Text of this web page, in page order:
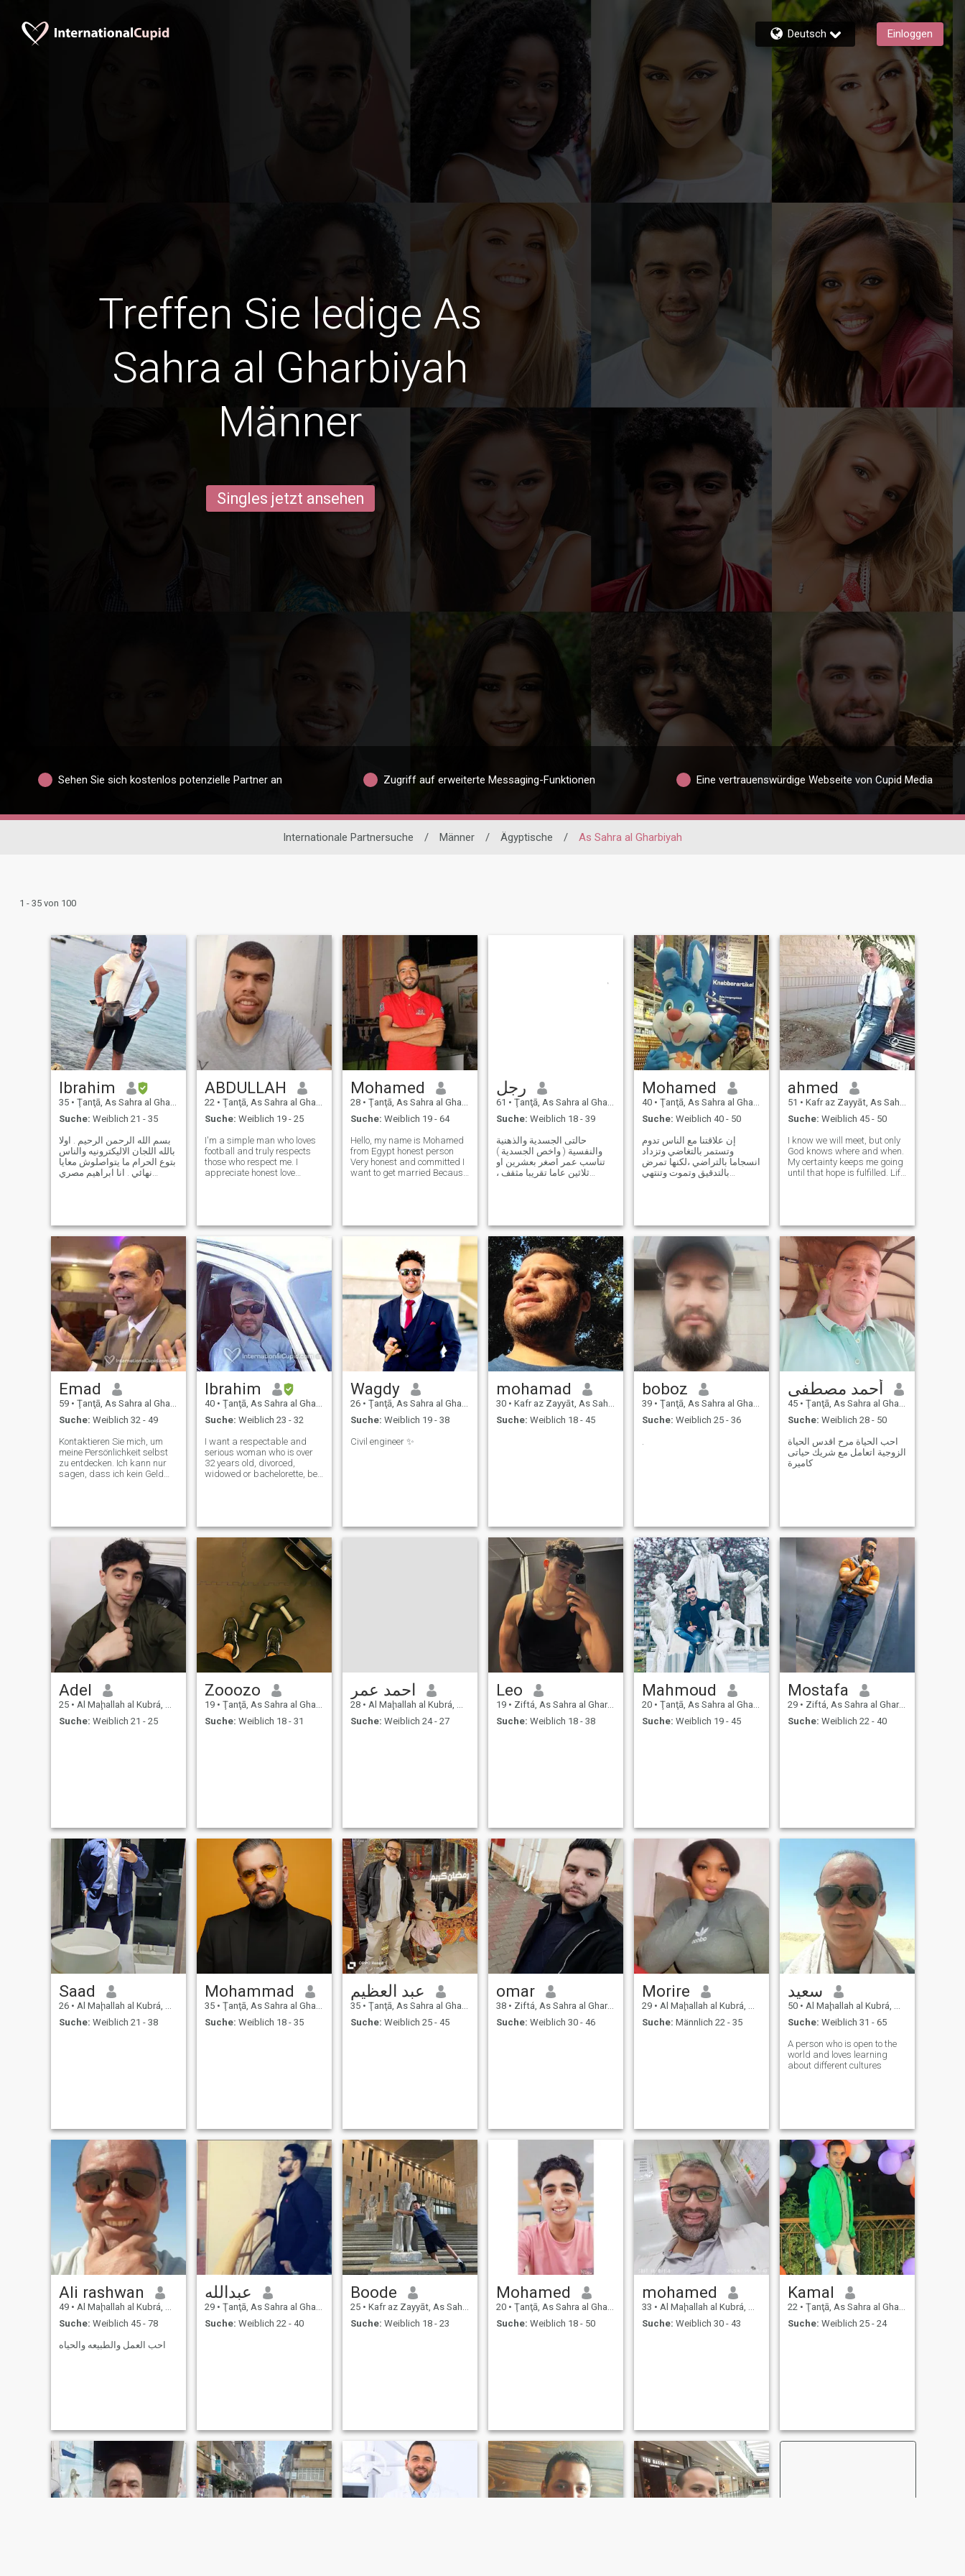
Deutsch Einloggen
Treffen Sie ledige As
Sahra al Gharbiyah
Männer
Singles jetzt ansehen
Sehen Sie sich kostenlos potenzielle Partner an Zugriff auf erweiterte Messaging-Funktionen Eine vertrauenswürdige Webseite von Cupid Media
Internationale Partnersuche / Männer / Ägyptische / As Sahra al Gharbiyah
1 - 35 von 100
Ibrahim
35 • Ţanţā, As Sahra al Gharbiyah, Ägypten
Suche: Weiblich 21 - 35
بسم الله الرحمن الرحيم . اولا
بالله اللجان الاليكترونيه والناس
بتوع الحرام ما يتواصلوش معايا
نهائي . انا ابراهيم مصري
وللعلم بالشئ انا لا اشرب ولا
لي
ABDULLAH
22 • Ţanţā, As Sahra al Gharbiyah, Ägypten
Suche: Weiblich 19 - 25
I'm a simple man who loves
football and truly respects
those who respect me. I
appreciate honest love
who appreciates real effort
and loyalt
Mohamed
28 • Ţanţā, As Sahra al Gharbiyah, Ägypten
Suche: Weiblich 19 - 64
Hello, my name is Mohamed
from Egypt honest person
Very honest and committed I
want to get married Because
distinguishes a perso
رجل
61 • Ţanţā, As Sahra al Gharbiyah, Ägypten
Suche: Weiblich 18 - 39
حالتى الجسدية والذهنية
والنفسية ( واخص الجسدية )
تناسب عمر اصغر بعشرين او
ثلاثين عاما تقريبا مثقف ،
الشعر واحيانا الزجل وارسم قل
Mohamed
40 • Ţanţā, As Sahra al Gharbiyah, Ägypten
Suche: Weiblich 40 - 50
إن علاقتنا مع الناس تدوم
وتستمر بالتغاضي وتزداد
انسجاما بالتراضي ،لكنها تمرض
بالتدقيق وتموت وتنتهي
تميز بما شئت لكن لا تتكبر ابدا
اكتب
ahmed
51 • Kafr az Zayyāt, As Sahra al Gharbiyah, Ägypten
Suche: Weiblich 45 - 50
I know we will meet, but only
God knows where and when.
My certainty keeps me going
until that hope is fulfilled. Life
make her as happ
Emad
59 • Ţanţā, As Sahra al Gharbiyah, Ägypten
Suche: Weiblich 32 - 49
Kontaktieren Sie mich, um
meine Persönlichkeit selbst
zu entdecken. Ich kann nur
sagen, dass ich kein Geld
Interaktion gibt, die Dinge
laufen in der Art der
Assoziation. Vielen Dank,
dass Sie sich einen Teil Ihrer
Zeit genommen haben, um
meine Datei anzusehen
Ibrahim
40 • Ţanţā, As Sahra al Gharbiyah, Ägypten
Suche: Weiblich 23 - 32
I want a respectable and
serious woman who is over
32 years old, divorced,
widowed or bachelorette, be
put me well before my
circumstanc
Wagdy
26 • Ţanţā, As Sahra al Gharbiyah, Ägypten
Suche: Weiblich 19 - 38
Civil engineer ✨
mohamad
30 • Kafr az Zayyāt, As Sahra al Gharbiyah, Ägypten
Suche: Weiblich 18 - 45
boboz
39 • Ţanţā, As Sahra al Gharbiyah, Ägypten
Suche: Weiblich 25 - 36
أحمد مصطفى
45 • Ţanţā, As Sahra al Gharbiyah, Ägypten
Suche: Weiblich 28 - 50
احب الحياة مرح اقدس الحياة
الزوجية اتعامل مع شريك حياتى
كاميرة
Adel
25 • Al Maḩallah al Kubrá, As Sahra al Gharbiyah, Ägypten
Suche: Weiblich 21 - 25
Zooozo
19 • Ţanţā, As Sahra al Gharbiyah, Ägypten
Suche: Weiblich 18 - 31
احمد عمر
28 • Al Maḩallah al Kubrá, As Sahra al Gharbiyah, Ägypten
Suche: Weiblich 24 - 27
Leo
19 • Ziftá, As Sahra al Gharbiyah, Ägypten
Suche: Weiblich 18 - 38
Mahmoud
20 • Ţanţā, As Sahra al Gharbiyah, Ägypten
Suche: Weiblich 19 - 45
Mostafa
29 • Ziftá, As Sahra al Gharbiyah, Ägypten
Suche: Weiblich 22 - 40
Saad
26 • Al Maḩallah al Kubrá, As Sahra al Gharbiyah, Ägypten
Suche: Weiblich 21 - 38
Mohammad
35 • Ţanţā, As Sahra al Gharbiyah, Ägypten
Suche: Weiblich 18 - 35
عبد العظيم
35 • Ţanţā, As Sahra al Gharbiyah, Ägypten
Suche: Weiblich 25 - 45
omar
38 • Ziftá, As Sahra al Gharbiyah, Ägypten
Suche: Weiblich 30 - 46
Morire
29 • Al Maḩallah al Kubrá, As Sahra al Gharbiyah, Ägypten
Suche: Männlich 22 - 35
سعيد
50 • Al Maḩallah al Kubrá, As Sahra al Gharbiyah, Ägypten
Suche: Weiblich 31 - 65
A person who is open to the
world and loves learning
about different cultures
Ali rashwan
49 • Al Maḩallah al Kubrá, As Sahra al Gharbiyah, Ägypten
Suche: Weiblich 45 - 78
احب العمل والطبيعه والحياه
عبدالله
29 • Ţanţā, As Sahra al Gharbiyah, Ägypten
Suche: Weiblich 22 - 40
Boode
25 • Kafr az Zayyāt, As Sahra al Gharbiyah, Ägypten
Suche: Weiblich 18 - 23
Mohamed
20 • Ţanţā, As Sahra al Gharbiyah, Ägypten
Suche: Weiblich 18 - 50
mohamed
33 • Al Maḩallah al Kubrá, As Sahra al Gharbiyah, Ägypten
Suche: Weiblich 30 - 43
Kamal
22 • Ţanţā, As Sahra al Gharbiyah, Ägypten
Suche: Weiblich 25 - 24